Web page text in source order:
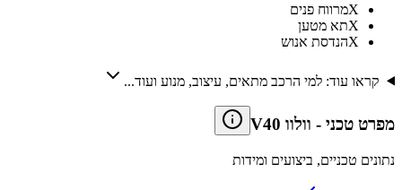
Xמרווח פנים
Xתא מטען
Xהנדסת אנוש
קראו עוד: למי הרכב מתאים, עיצוב, מנוע ועוד...
מפרט טכני - וולוו V40
נתונים טכניים, ביצועים ומידות